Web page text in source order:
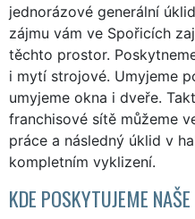
jednorázové generální
zájmu vám ve Spořicích
těchto prostor.
i mytí strojové. Umyjeme
umyjeme okna i dveře.
franchisové sítě můžeme
práce a následný úklid v
kompletním vyklizení.
KDE POSKYTUJEME